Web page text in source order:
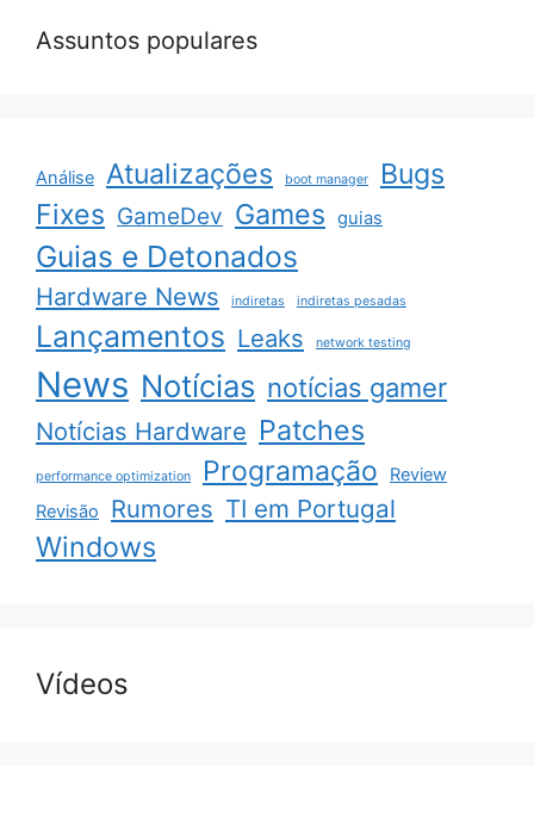
Assuntos populares
Análise Atualizações boot manager
Bugs
Fixes GameDev Games guias
Guias e Detonados
Hardware News indiretas indiretas pesadas
Lançamentos Leaks network testing
News Notícias notícias gamer
Notícias Hardware Patches
performance optimization Programação
Review
Revisão
Rumores TI em Portugal
Windows
Vídeos